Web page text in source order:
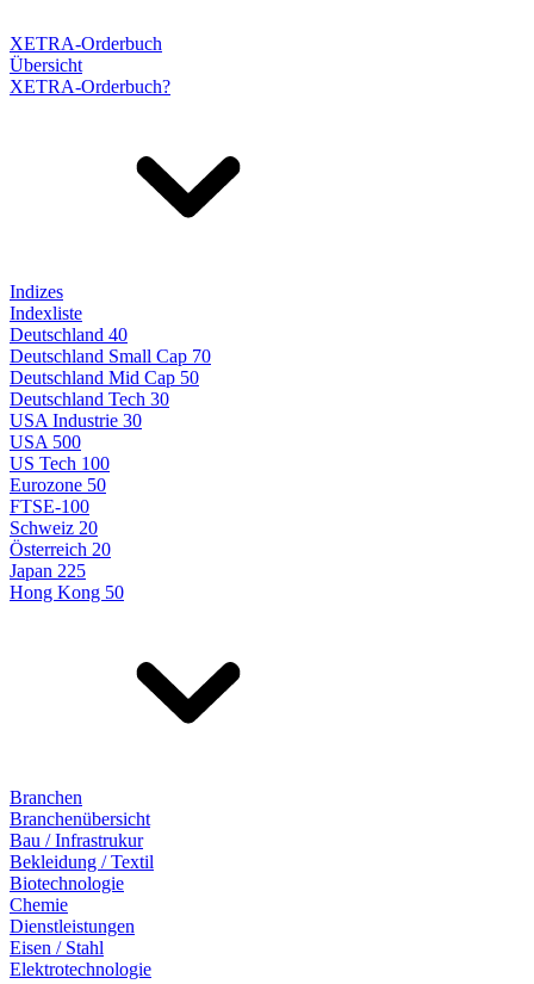
XETRA-Orderbuch
Übersicht
XETRA-Orderbuch?
Indizes
Indexliste
Deutschland 40
Deutschland Small Cap 70
Deutschland Mid Cap 50
Deutschland Tech 30
USA Industrie 30
USA 500
US Tech 100
Eurozone 50
FTSE-100
Schweiz 20
Österreich 20
Japan 225
Hong Kong 50
Branchen
Branchenübersicht
Bau / Infrastrukur
Bekleidung / Textil
Biotechnologie
Chemie
Dienstleistungen
Eisen / Stahl
Elektrotechnologie